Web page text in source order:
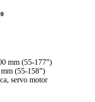
mm (55-177”)
(55-158”)
servo motor